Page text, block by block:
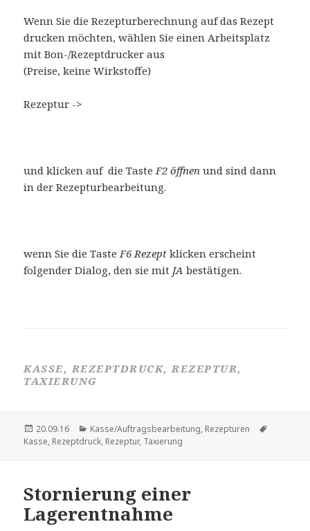
Wenn Sie die Rezepturberechnung auf das Rezept
drucken möchten, wählen Sie einen Arbeitsplatz
mit Bon-/Rezeptdrucker aus
(Preise, keine Wirkstoffe)
Rezeptur ->
und klicken auf die Taste F2 öffnen und sind dann
in der Rezepturbearbeitung.
wenn Sie die Taste F6 Rezept klicken erscheint
folgender Dialog, den sie mit JA bestätigen.
KASSE, REZEPTDRUCK, REZEPTUR,
TAXIERUNG
Veröffentlicht
am
20.09.16 Kategorien
Kasse/Auftragsbearbeitung, Rezepturen
Kasse, Rezeptdruck, Rezeptur, Taxierung
Stornierung einer
Lagerentnahme